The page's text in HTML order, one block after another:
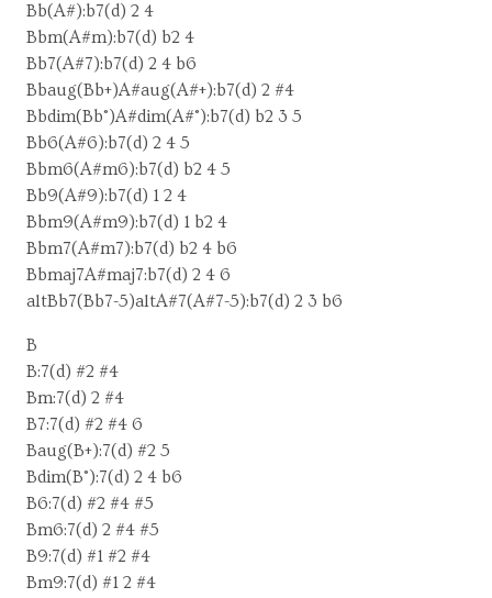
Bb(A#):b7(d) 2 4
Bbm(A#m):b7(d) b2 4
Bb7(A#7):b7(d) 2 4 b6
Bbaug(Bb+)A#aug(A#+):b7(d) 2 #4
Bbdim(Bb°)A#dim(A#°):b7(d) b2 3 5
Bb6(A#6):b7(d) 2 4 5
Bbm6(A#m6):b7(d) b2 4 5
Bb9(A#9):b7(d) 1 2 4
Bbm9(A#m9):b7(d) 1 b2 4
Bbm7(A#m7):b7(d) b2 4 b6
Bbmaj7A#maj7:b7(d) 2 4 6
altBb7(Bb7-5)altA#7(A#7-5):b7(d) 2 3 b6
B
B:7(d) #2 #4
Bm:7(d) 2 #4
B7:7(d) #2 #4 6
Baug(B+):7(d) #2 5
Bdim(B°):7(d) 2 4 b6
B6:7(d) #2 #4 #5
Bm6:7(d) 2 #4 #5
B9:7(d) #1 #2 #4
Bm9:7(d) #1 2 #4